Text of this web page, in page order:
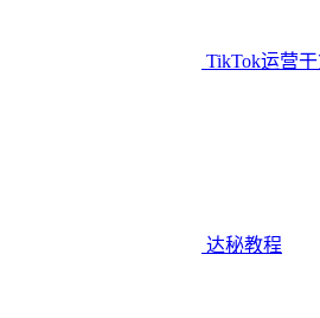
TikTok运营
达秘教程